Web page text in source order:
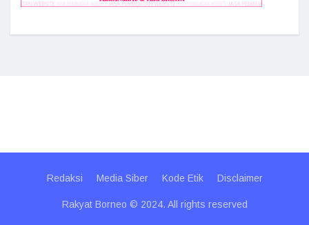
Redaksi Media Siber Kode Etik Disclaimer
Rakyat Borneo © 2024. All rights reserved